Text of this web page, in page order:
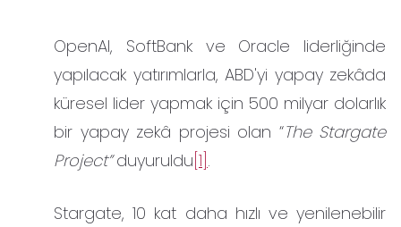
OpenAI, SoftBank ve Oracle liderliğinde
yapılacak yatırımlarla, ABD'yi yapay zekâda
küresel lider yapmak için 500 milyar dolarlık
bir yapay zekâ projesi olan “The Stargate
Project”duyuruldu [1] .
Stargate, 10 kat daha hızlı ve yenilenebilir